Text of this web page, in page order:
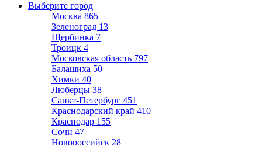
Выберите город
Москва 865
Зеленоград 13
Щербинка 7
Троицк 4
Московская область 797
Балашиха 50
Химки 40
Люберцы 38
Санкт-Петербург 451
Краснодарский край 410
Краснодар 155
Сочи 47
Новороссийск 28